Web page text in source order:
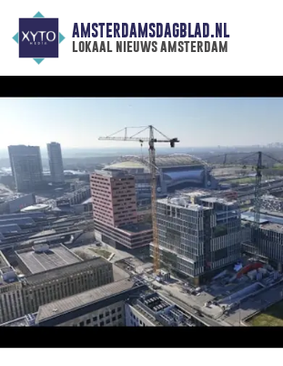
AMSTERDAMSDAGBLAD.NL
lokaal nieuws amsterdam